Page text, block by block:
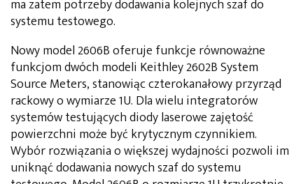
ma zatem potrzeby dodawania kolejnych szaf do
systemu testowego.
Nowy model 2606B oferuje funkcje równoważne
funkcjom dwóch modeli Keithley 2602B System
Source Meters, stanowiąc czterokanałowy przyrząd
rackowy o wymiarze 1U. Dla wielu integratorów
systemów testujących diody laserowe zajętość
powierzchni może być krytycznym czynnikiem.
Wybór rozwiązania o większej wydajności pozwoli im
uniknąć dodawania nowych szaf do systemu